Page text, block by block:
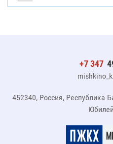
452340, Россия, Республика
+7 347